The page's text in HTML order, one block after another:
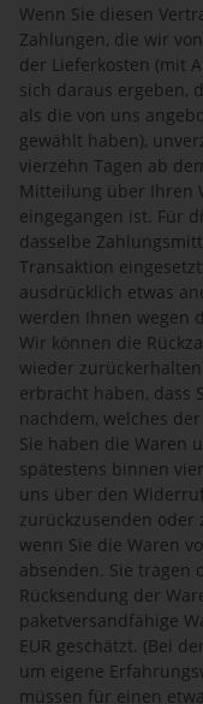
Wenn Sie diesen
Zahlungen, die wir
der Lieferkosten (mit
sich daraus ergeben,
als die von uns
gewählt haben),
vierzehn Tagen ab
Mitteilung über Ihren
eingegangen ist. Für
dasselbe
Transaktion
ausdrücklich etwas
werden Ihnen wegen
Wir können die
wieder
erbracht haben, dass
nachdem, welches
Sie haben die Waren
spätestens binnen
uns über den
zurückzusenden oder
wenn Sie die Waren
absenden. Sie tragen
Rücksendung der
paketversandfähige
EUR geschätzt. (Bei
um eigene
müssen für einen